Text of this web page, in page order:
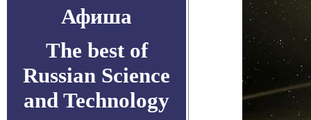
Афиша
The best of
Russian Science
and Technology